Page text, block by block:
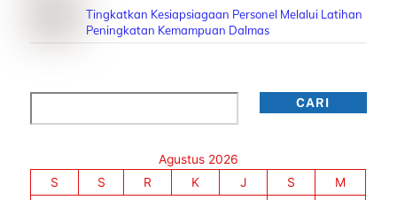
Tingkatkan Kesiapsiagaan Personel Melalui Latihan
Peningkatan Kemampuan Dalmas
CARI
Agustus 2026
S
S R K J S
M